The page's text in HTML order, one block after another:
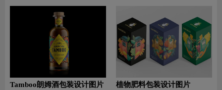
Tamboo朗姆酒包装设计图片 植物肥料包装设计图片